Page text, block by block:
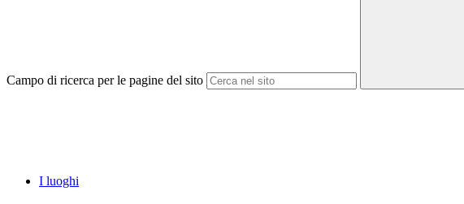
Campo di ricerca per le pagine del sito
I luoghi